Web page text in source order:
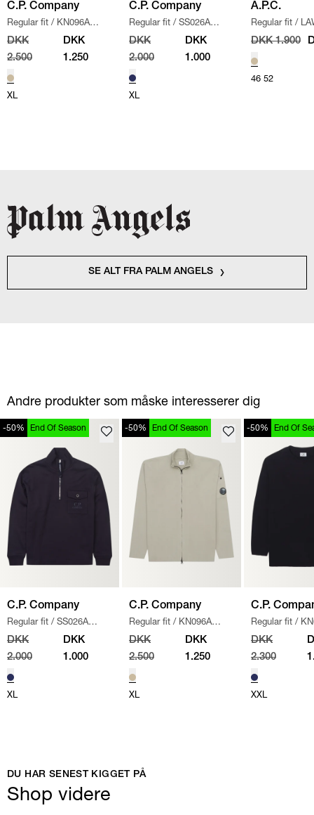
C.P. Company
Regular fit / KN096A
110560A STRIK / SAND
DKK
2.500
DKK
1.250
XL
C.P. Company
Regular fit / SS026A
005086W SWEATSHIRT
DKK
2.000
DKK
1.000
XL
A.P.C.
Regular fit /
CHINO
DKK 1.900
46 52
SE ALT FRA PALM ANGELS
Andre produkter som måske interesserer dig
-50% End Of Season
C.P. Company
Regular fit / SS026A
005086W SWEATSHIRT
DKK
2.000
DKK
1.000
XL
-50% End Of Season
C.P. Company
Regular fit / KN096A
110560A STRIK / SAND
DKK
2.500
DKK
1.250
XL
-50% End Of
C.P.
Regular fit /
/ NAVY
DKK
2.300
XXL
DU HAR SENEST KIGGET PÅ
Shop videre